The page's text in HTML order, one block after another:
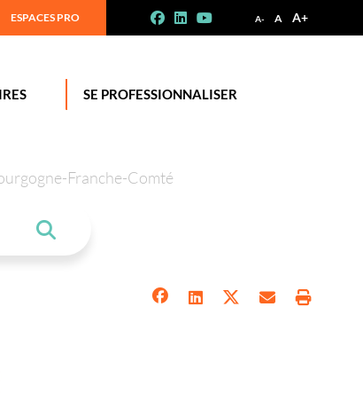
A- A A+
ESPACES PRO
SE PROFESSIONNALISER
Franche-Comté